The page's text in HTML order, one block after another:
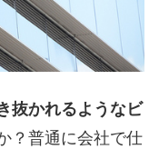
抜かれるようなビ
？普通に会社で仕